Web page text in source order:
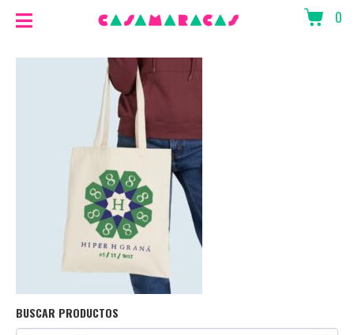
0
BUSCAR PRODUCTOS